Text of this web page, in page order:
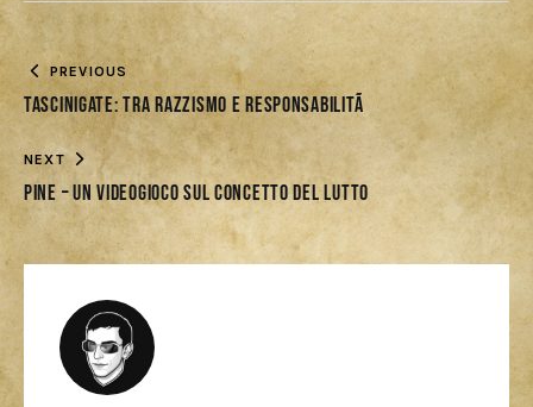
PREVIOUS
Tascinigate: tra razzismo e responsabilitÃ
NEXT
Pine – Un videogioco sul concetto del lutto